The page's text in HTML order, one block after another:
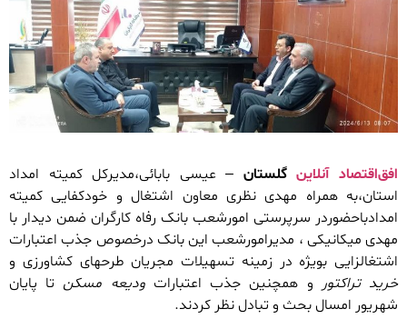
افق‌اقتصاد آنلاینگلستان – عیسی بابائی،مدیرکل کمیته امداد
استان،به همراه مهدی نظری معاون اشتغال و خودکفایی کمیته
امدادباحضوردر سرپرستی امورشعب بانک رفاه کارگران ضمن دیدار با
مهدی میکانیکی ، مدیرامورشعب این بانک درخصوص جذب اعتبارات
اشتغالزایی بویژه در زمینه تسهیلات مجریان طرحهای کشاورزی و
خرید تراکتور و همچنین جذب اعتباراتودیعه مسکن تا پایان
شهریور امسال بحث و تبادل نظر کردند.